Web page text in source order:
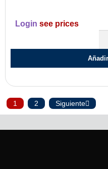
Login see prices
1 2 Siguiente